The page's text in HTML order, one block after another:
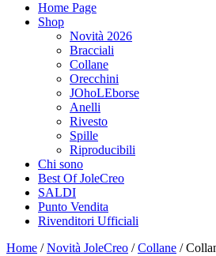
Home Page
Shop
Novità 2026
Bracciali
Collane
Orecchini
JOhoLEborse
Anelli
Rivesto
Spille
Riproducibili
Chi sono
Best Of JoleCreo
SALDI
Punto Vendita
Rivenditori Ufficiali
Home /Novità JoleCreo /Collane /